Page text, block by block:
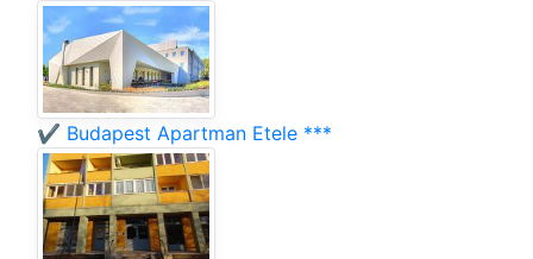
✔️ Budapest Apartman Etele ***